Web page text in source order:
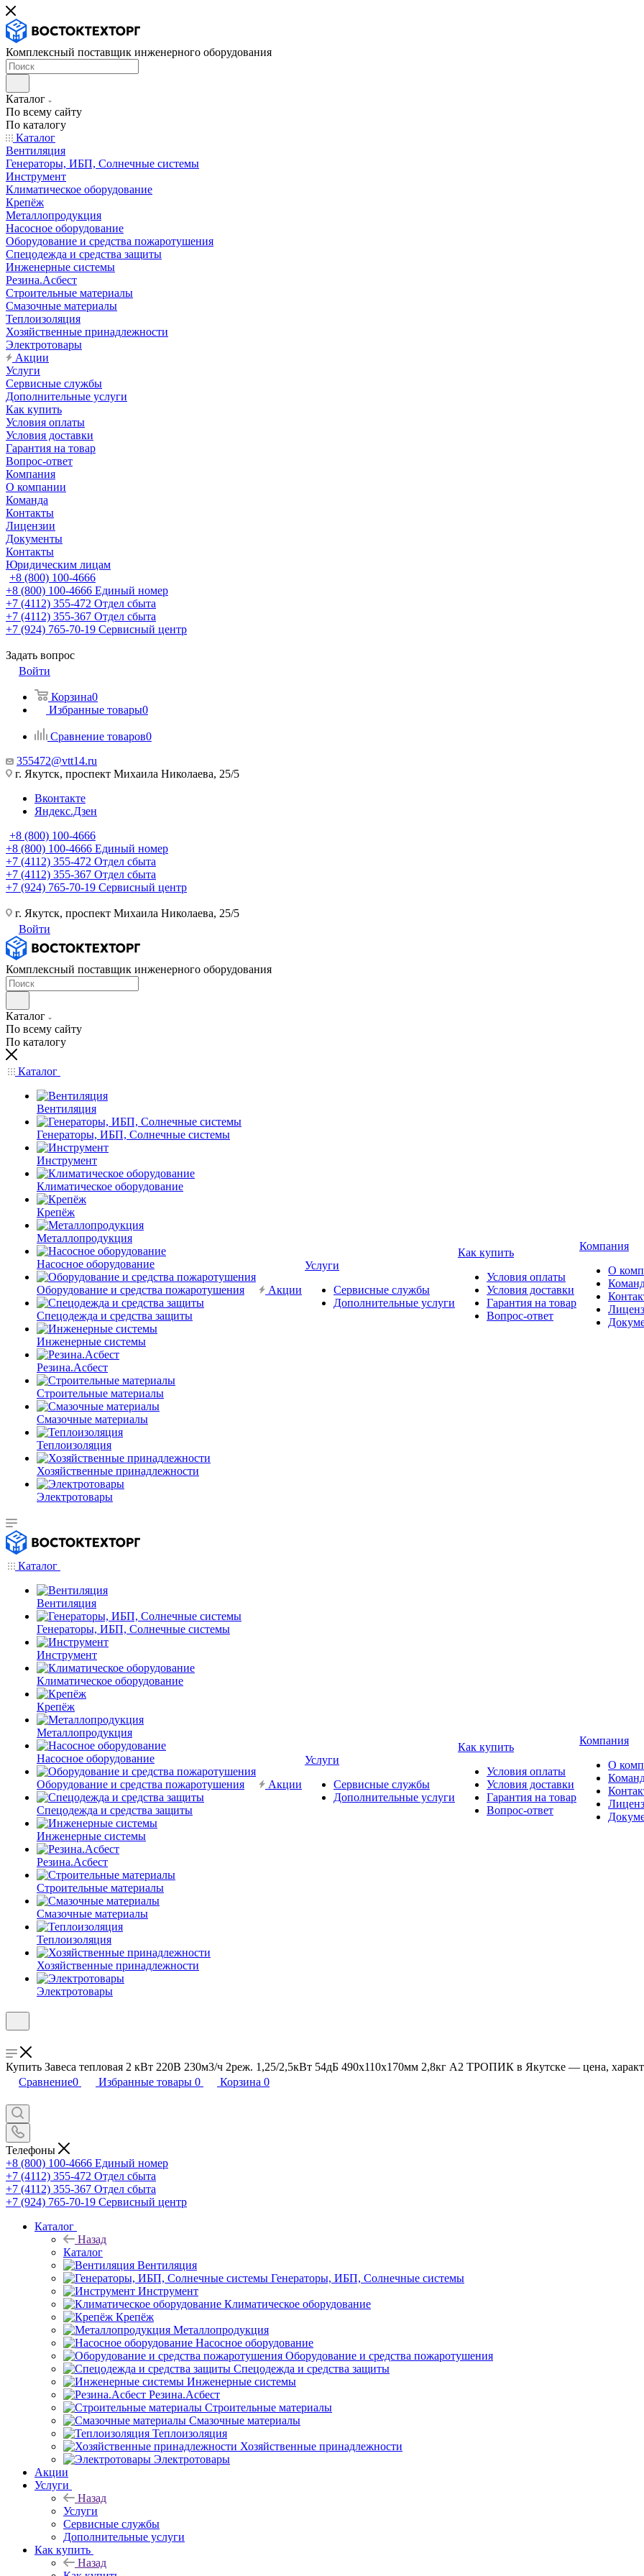
Комплексный поставщик инженерного оборудования
Каталог
По всему сайту
По каталогу
Каталог
Вентиляция
Генераторы, ИБП, Солнечные системы
Инструмент
Климатическое оборудование
Крепёж
Металлопродукция
Насосное оборудование
Оборудование и средства пожаротушения
Спецодежда и средства защиты
Инженерные системы
Резина.Асбест
Строительные материалы
Смазочные материалы
Теплоизоляция
Хозяйственные принадлежности
Электротовары
Акции
Услуги
Сервисные службы
Дополнительные услуги
Как купить
Условия оплаты
Условия доставки
Гарантия на товар
Вопрос-ответ
Компания
О компании
Команда
Контакты
Лицензии
Документы
Контакты
Юридическим лицам
+8 (800) 100-4666
+8 (800) 100-4666 Единый номер
+7 (4112) 355-472 Отдел сбыта
+7 (4112) 355-367 Отдел сбыта
+7 (924) 765-70-19 Сервисный центр
Задать вопрос
Войти
Корзина0
Избранные товары0
Сравнение товаров0
355472@vtt14.ru
г. Якутск, проспект Михаила Николаева, 25/5
Вконтакте
Яндекс.Дзен
+8 (800) 100-4666
+8 (800) 100-4666 Единый номер
+7 (4112) 355-472 Отдел сбыта
+7 (4112) 355-367 Отдел сбыта
+7 (924) 765-70-19 Сервисный центр
г. Якутск, проспект Михаила Николаева, 25/5
Войти
Комплексный поставщик инженерного оборудования
Каталог
По всему сайту
По каталогу
Каталог
Вентиляция
Генераторы, ИБП, Солнечные системы
Инструмент
Климатическое оборудование
Крепёж
Металлопродукция
Насосное оборудование
Оборудование и средства пожаротушения
Спецодежда и средства защиты
Инженерные системы
Резина.Асбест
Строительные материалы
Смазочные материалы
Теплоизоляция
Хозяйственные принадлежности
Электротовары
Акции
Услуги
Сервисные службы
Дополнительные услуги
Как купить
Условия оплаты
Условия доставки
Гарантия на товар
Вопрос-ответ
Компания
О
Каталог
Вентиляция
Генераторы, ИБП, Солнечные системы
Инструмент
Климатическое оборудование
Крепёж
Металлопродукция
Насосное оборудование
Оборудование и средства пожаротушения
Спецодежда и средства защиты
Инженерные системы
Резина.Асбест
Строительные материалы
Смазочные материалы
Теплоизоляция
Хозяйственные принадлежности
Электротовары
Акции
Услуги
Сервисные службы
Дополнительные услуги
Как купить
Условия оплаты
Условия доставки
Гарантия на товар
Вопрос-ответ
Компания
О
Купить Завеса тепловая 2 кВт 220В 230м3/ч 2реж. 1,25/2,5кВт 54дБ 490х110х170мм 2,8кг А2 ТРОПИК в Якутске — цена,
Сравнение0 Избранные товары 0 Корзина 0
Телефоны
+8 (800) 100-4666 Единый номер
+7 (4112) 355-472 Отдел сбыта
+7 (4112) 355-367 Отдел сбыта
+7 (924) 765-70-19 Сервисный центр
Каталог
Назад
Каталог
Вентиляция
Генераторы, ИБП, Солнечные системы
Инструмент
Климатическое оборудование
Крепёж
Металлопродукция
Насосное оборудование
Оборудование и средства пожаротушения
Спецодежда и средства защиты
Инженерные системы
Резина.Асбест
Строительные материалы
Смазочные материалы
Теплоизоляция
Хозяйственные принадлежности
Электротовары
Акции
Услуги
Назад
Услуги
Сервисные службы
Дополнительные услуги
Как купить
Назад